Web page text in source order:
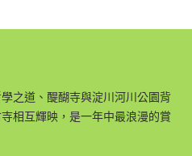
之道、醍醐寺與淀川河川公園背
相互輝映，是一年中最浪漫的賞